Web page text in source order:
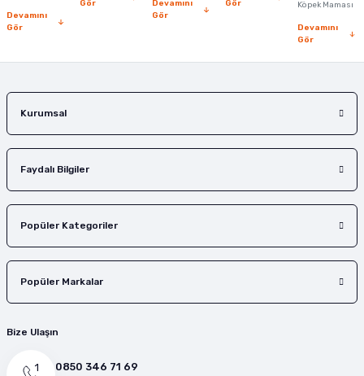
Devamını
Gör
Gör
Devamını
Gör
Gör
Köpek Maması
Devamını
Gör
Kurumsal
Faydalı Bilgiler
Popüler Kategoriler
Popüler Markalar
Bize Ulaşın
0850 346 71 69